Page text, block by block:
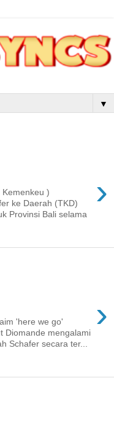
▼
›
)
ke Daerah (TKD)
Provinsi Bali selama
›
'here we go'
Diomande mengalami
Schafer secara ter...